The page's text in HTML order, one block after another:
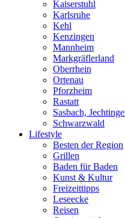
Kaiserstuhl
Karlsruhe
Kehl
Kenzingen
Mannheim
Markgräflerland
Oberrhein
Ortenau
Pforzheim
Rastatt
Sasbach,
Schwarzwald
Lifestyle
Besten der Region
Grillen
Baden für Baden
Kunst & Kultur
Freizeittipps
Leseecke
Reisen